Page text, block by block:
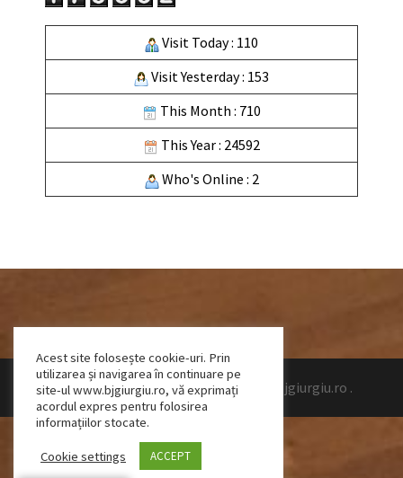
Visit Today : 110
Visit Yesterday : 153
This Month : 710
This Year : 24592
Who's Online : 2
Design by Talpeanu Cristian Bogdan www.bjgiurgiu.ro .
Acest site folosește cookie-uri. Prin
utilizarea și navigarea în continuare pe
site-ul www.bjgiurgiu.ro, vă exprimați
acordul expres pentru folosirea
informațiilor stocate.
Cookie settings ACCEPT